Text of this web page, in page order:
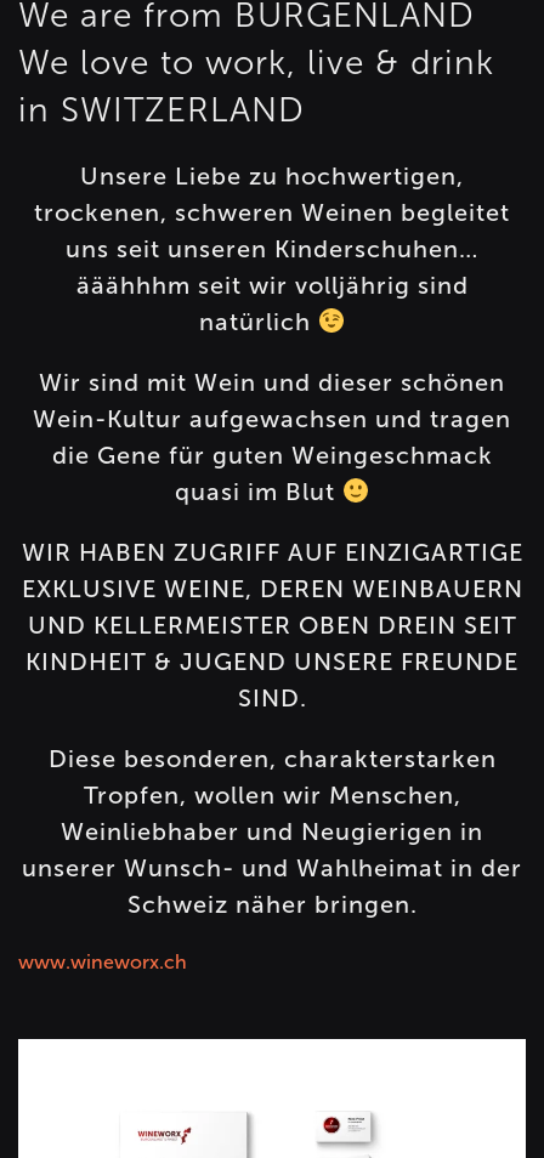
We are from BURGENLAND
We love to work, live & drink
in SWITZERLAND
Unsere Liebe zu hochwertigen,
trockenen, schweren Weinen begleitet
uns seit unseren Kinderschuhen…
ääähhhm seit wir volljährig sind
natürlich
Wir sind mit Wein und dieser schönen
Wein-Kultur aufgewachsen und tragen
die Gene für guten Weingeschmack
quasi im Blut
WIR HABEN ZUGRIFF AUF EINZIGARTIGE
EXKLUSIVE WEINE, DEREN WEINBAUERN
UND KELLERMEISTER OBEN DREIN SEIT
KINDHEIT & JUGEND UNSERE FREUNDE
SIND.
Diese besonderen, charakterstarken
Tropfen, wollen wir Menschen,
Weinliebhaber und Neugierigen in
unserer Wunsch- und Wahlheimat in der
Schweiz näher bringen.
www.wineworx.ch